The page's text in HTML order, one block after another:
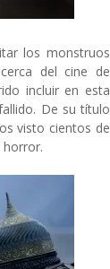
los monstruos
del cine de
incluir en esta
De su título
visto cientos de
horror.